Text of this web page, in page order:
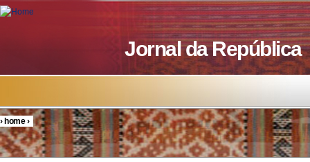
Skip to main content
Jornal da República
You are here
›home›